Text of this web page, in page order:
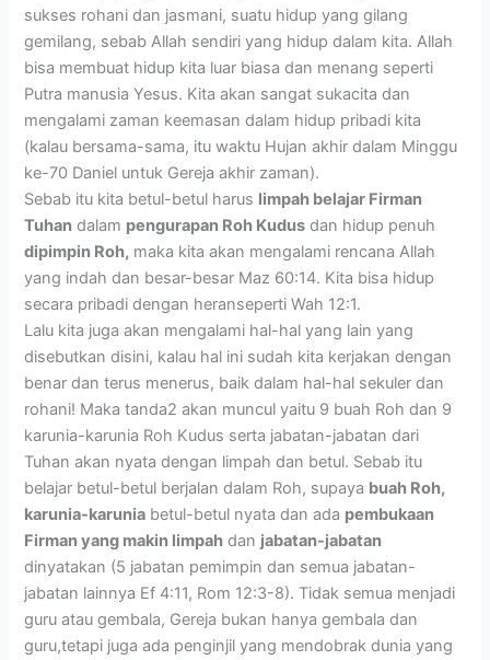
sukses rohani dan jasmani, suatu hidup yang gilang
gemilang, sebab Allah sendiri yang hidup dalam kita. Allah
bisa membuat hidup kita luar biasa dan menang seperti
Putra manusia Yesus. Kita akan sangat sukacita dan
mengalami zaman keemasan dalam hidup pribadi kita
(kalau bersama-sama, itu waktu Hujan akhir dalam Minggu
ke-70 Daniel untuk Gereja akhir zaman).
Sebab itu kita betul-betul harus limpah belajar Firman
Tuhan dalam pengurapan Roh Kudus dan hidup penuh
dipimpin Roh, maka kita akan mengalami rencana Allah
yang indah dan besar-besar Maz 60:14. Kita bisa hidup
secara pribadi dengan heranseperti Wah 12:1.
Lalu kita juga akan mengalami hal-hal yang lain yang
disebutkan disini, kalau hal ini sudah kita kerjakan dengan
benar dan terus menerus, baik dalam hal-hal sekuler dan
rohani! Maka tanda2 akan muncul yaitu 9 buah Roh dan 9
karunia-karunia Roh Kudus serta jabatan-jabatan dari
Tuhan akan nyata dengan limpah dan betul. Sebab itu
belajar betul-betul berjalan dalam Roh, supaya buah Roh,
karunia-karunia betul-betul nyata dan ada pembukaan
Firman yang makin limpah dan jabatan-jabatan
dinyatakan (5 jabatan pemimpin dan semua jabatan-
jabatan lainnya Ef 4:11, Rom 12:3-8). Tidak semua menjadi
guru atau gembala, Gereja bukan hanya gembala dan
guru,tetapi juga ada penginjil yang mendobrak dunia yang